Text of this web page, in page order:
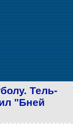
Тель-
"Бней